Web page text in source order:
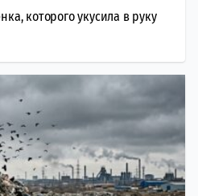
которого укусила в руку